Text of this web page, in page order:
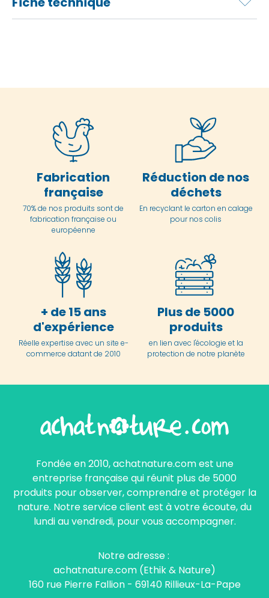
Fabrication
française
70% de nos produits sont de
fabrication française ou
européenne
Réduction de nos
déchets
En recyclant le carton en calage
pour nos colis
+ de 15 ans
d'expérience
Réelle expertise avec un site e-
commerce datant de 2010
Plus de 5000
produits
en lien avec l'écologie et la
protection de notre planète
Fondée en 2010, achatnature.com est une
entreprise française qui réunit plus de 5000
produits pour observer, comprendre et protéger la
nature. Notre service client est à votre écoute, du
lundi au vendredi, pour vous accompagner.
Notre adresse :
achatnature.com (Ethik & Nature)
160 rue Pierre Fallion - 69140 Rillieux-La-Pape